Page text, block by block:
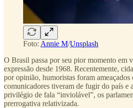
Foto: Annie M/Unsplash
O Brasil passa por seu pior momento em
expressão desde 1968. Recentemente,
por opinião, humoristas foram ameaçados
comunicadores tiveram de fugir do país e
privilégio de fala “inviolável”, os
prerrogativa relativizada.